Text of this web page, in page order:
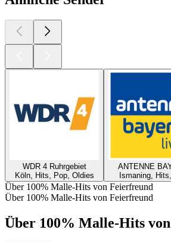
WDR 4 Ruhrgebiet
Köln, Hits, Pop, Oldies
ANTENNE
Ismaning,
Über 100% Malle-Hits von Feierfreund
Über 100% Malle-Hits von Feierfreund
Über 100% Malle-Hits